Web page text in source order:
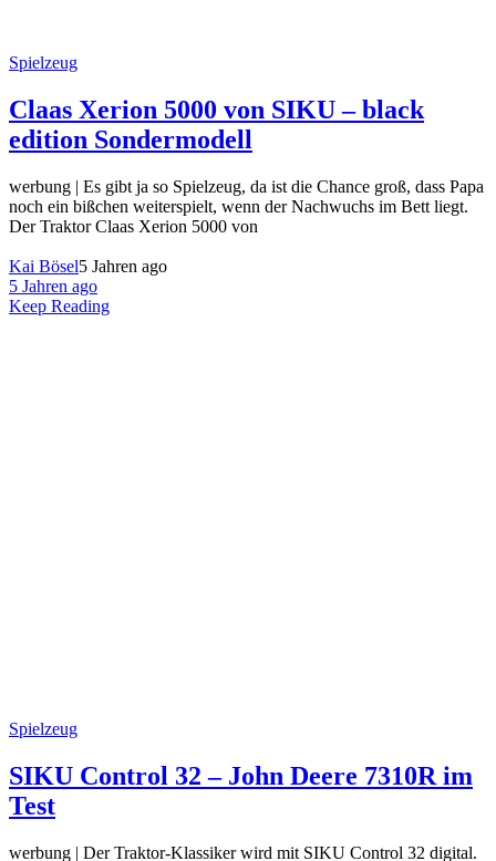
Spielzeug
Claas Xerion 5000 von SIKU – black
edition Sondermodell
werbung | Es gibt ja so Spielzeug, da ist die Chance groß, dass Papa
noch ein bißchen weiterspielt, wenn der Nachwuchs im Bett liegt.
Der Traktor Claas Xerion 5000 von
Kai Bösel5 Jahren ago
5 Jahren ago
Keep Reading
Spielzeug
SIKU Control 32 – John Deere 7310R im
Test
werbung | Der Traktor-Klassiker wird mit SIKU Control 32 digital.